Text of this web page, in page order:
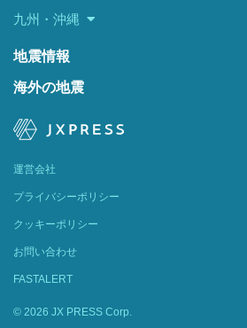
九州・沖縄
地震情報
海外の地震
運営会社
プライバシーポリシー
クッキーポリシー
お問い合わせ
FASTALERT
© 2026 JX PRESS Corp.